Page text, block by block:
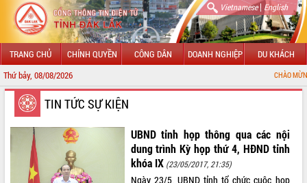
Vietnamese| English
TRANG CHỦ CHÍNH QUYỀN CÔNG DÂN DOANH NGHIỆP DU KHÁCH
Thứ bảy, 08/08/2026 CHÀO MỪNG ĐẾN VỚI
GIỚI THIỆU
LÃNH ĐẠO UBND TỈNH
TIN TỨC SỰ KIỆN
TIN TỨC SỰ KIỆN
UBND tỉnh họp thông qua các nội
dung trình Kỳ họp thứ 4, HĐND tỉnh
khóa IX (23/05/2017, 21:35)
Ngày 23/5, UBND tỉnh tổ chức cuộc họp